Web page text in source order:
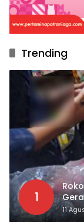
Trending
1
11